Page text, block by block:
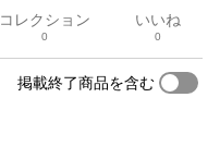
コレクション
0
いいね
0
掲載終了商品を含む